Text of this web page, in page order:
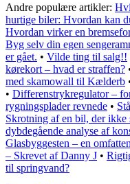
Andre populære artikler:
hurtige biler: Hvordan kan
Hvordan virker en
Byg selv din egen
er gået. • Vilde ting til salg!!
kørekort – hvad er straffen?
med skamowall til Kælderb
• Differenstrykregulator –
rygningsplader revnede •
Skrotning af en bil, der ikke
dybdegående analyse af
Glasbyggesten – en
– Skrevet af Danny J •
til springvand?